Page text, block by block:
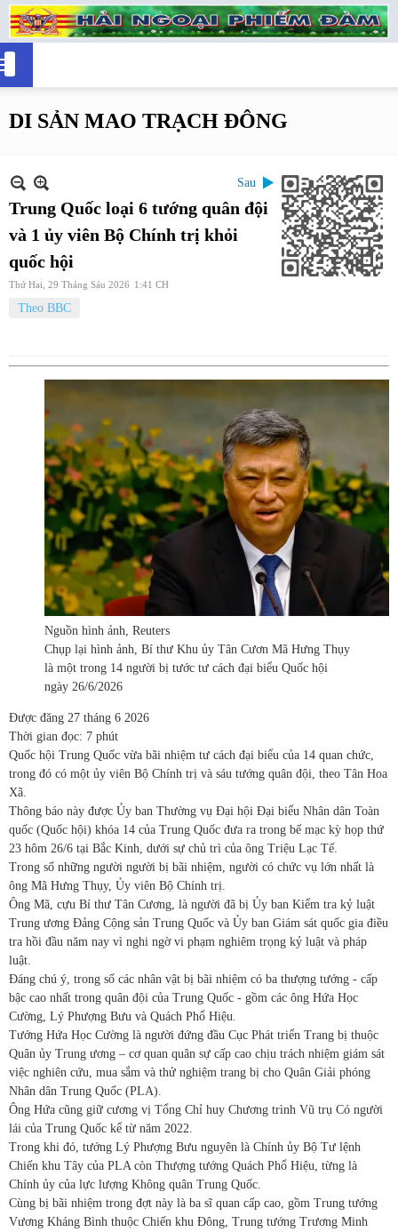
DI SẢN MAO TRẠCH ĐÔNG
Sau
Trung Quốc loại 6 tướng quân đội
và 1 ủy viên Bộ Chính trị khỏi
quốc hội
Thứ Hai, 29 Tháng Sáu 2026 1:41 CH
Theo BBC
Nguồn hình ảnh, Reuters
Chụp lại hình ảnh, Bí thư Khu ủy Tân Cươn Mã Hưng Thụy
là một trong 14 người bị tước tư cách đại biểu Quốc hội
ngày 26/6/2026
Được đăng 27 tháng 6 2026
Thời gian đọc: 7 phút
Quốc hội Trung Quốc vừa bãi nhiệm tư cách đại biểu của 14 quan chức,
trong đó có một ủy viên Bộ Chính trị và sáu tướng quân đội, theo Tân Hoa
Xã.
Thông báo này được Ủy ban Thường vụ Đại hội Đại biểu Nhân dân Toàn
quốc (Quốc hội) khóa 14 của Trung Quốc đưa ra trong bế mạc kỳ họp thứ
23 hôm 26/6 tại Bắc Kinh, dưới sự chủ trì của ông Triệu Lạc Tế.
Trong số những người người bị bãi nhiệm, người có chức vụ lớn nhất là
ông Mã Hưng Thụy, Ủy viên Bộ Chính trị.
Ông Mã, cựu Bí thư Tân Cương, là người đã bị Ủy ban Kiểm tra kỷ luật
Trung ương Đảng Cộng sản Trung Quốc và Ủy ban Giám sát quốc gia điều
tra hồi đầu năm nay vì nghi ngờ vi phạm nghiêm trọng kỷ luật và pháp
luật.
Đáng chú ý, trong số các nhân vật bị bãi nhiệm có ba thượng tướng - cấp
bậc cao nhất trong quân đội của Trung Quốc - gồm các ông Hứa Học
Cường, Lý Phượng Bưu và Quách Phổ Hiệu.
Tướng Hứa Học Cường là người đứng đầu Cục Phát triển Trang bị thuộc
Quân ủy Trung ương – cơ quan quân sự cấp cao chịu trách nhiệm giám sát
việc nghiên cứu, mua sắm và thử nghiệm trang bị cho Quân Giải phóng
Nhân dân Trung Quốc (PLA).
Ông Hứa cũng giữ cương vị Tổng Chỉ huy Chương trình Vũ trụ Có người
lái của Trung Quốc kể từ năm 2022.
Trong khi đó, tướng Lý Phượng Bưu nguyên là Chính ủy Bộ Tư lệnh
Chiến khu Tây của PLA còn Thượng tướng Quách Phổ Hiệu, từng là
Chính ủy của lực lượng Không quân Trung Quốc.
Cùng bị bãi nhiệm trong đợt này là ba sĩ quan cấp cao, gồm Trung tướng
Vương Kháng Bình thuộc Chiến khu Đông, Trung tướng Trương Minh